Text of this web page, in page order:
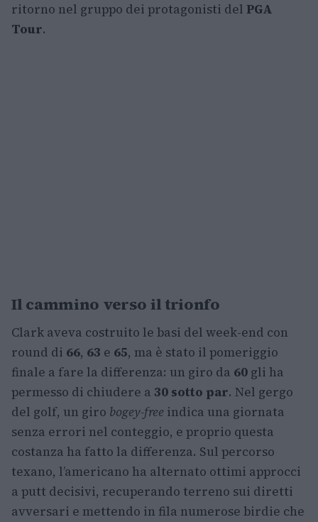
ritorno nel gruppo dei protagonisti del PGA
Tour.
Il cammino verso il trionfo
Clark aveva costruito le basi del week-end con
round di 66, 63 e 65, ma è stato il pomeriggio
finale a fare la differenza: un giro da 60 gli ha
permesso di chiudere a 30 sotto par. Nel gergo
del golf, un giro bogey-free indica una giornata
senza errori nel conteggio, e proprio questa
costanza ha fatto la differenza. Sul percorso
texano, l’americano ha alternato ottimi approcci
a putt decisivi, recuperando terreno sui diretti
avversari e mettendo in fila numerose birdie che